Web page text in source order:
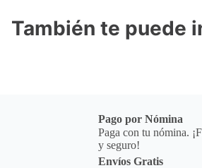
También te puede
Pago por Nómina
Paga con tu nómina.
y seguro!
Envíos Gratis